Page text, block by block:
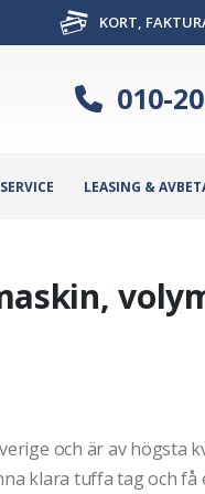
KORT,
010-
LEASING &
och är av högsta
klara tuffa tag och få